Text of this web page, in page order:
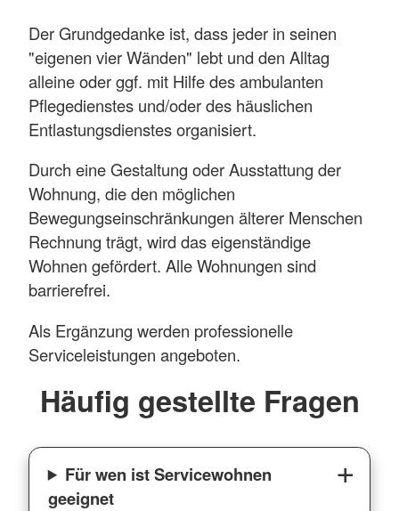
Der Grundgedanke ist, dass jeder in seinen
"eigenen vier Wänden" lebt und den Alltag
alleine oder ggf. mit Hilfe des ambulanten
Pflegedienstes und/oder des häuslichen
Entlastungsdienstes organisiert.
Durch eine Gestaltung oder Ausstattung der
Wohnung, die den möglichen
Bewegungseinschränkungen älterer Menschen
Rechnung trägt, wird das eigenständige
Wohnen gefördert. Alle Wohnungen sind
barrierefrei.
Als Ergänzung werden professionelle
Serviceleistungen angeboten.
Häufig gestellte Fragen
Für wen ist Servicewohnen
geeignet